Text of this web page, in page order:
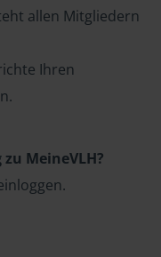
allen Mitgliedern
Ihren
MeineVLH?